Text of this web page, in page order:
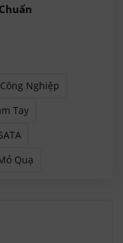
Nghiệp
Tay
Quạ